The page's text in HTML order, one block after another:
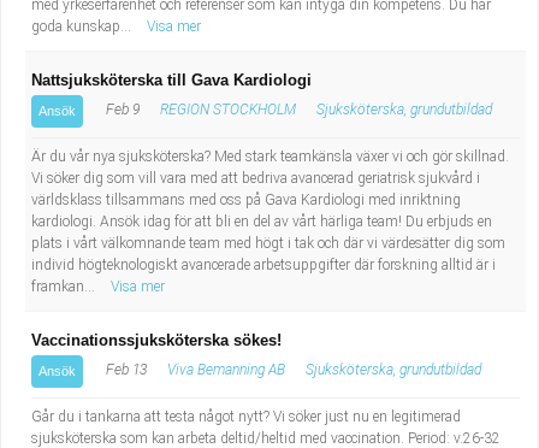
med yrkeserfarenhet och referenser som kan intyga din kompetens. Du har
goda kunskap...
Visa mer
Nattsjuksköterska till Gava Kardiologi
Ansök Feb 9 REGION STOCKHOLM Sjuksköterska, grundutbildad
Är du vår nya sjuksköterska? Med stark teamkänsla växer vi och gör skillnad.
Vi söker dig som vill vara med att bedriva avancerad geriatrisk sjukvård i
världsklass tillsammans med oss på Gava Kardiologi med inriktning
kardiologi. Ansök idag för att bli en del av vårt härliga team! Du erbjuds en
plats i vårt välkomnande team med högt i tak och där vi värdesätter dig som
individ högteknologiskt avancerade arbetsuppgifter där forskning alltid är i
framkan...
Visa mer
Vaccinationssjuksköterska sökes!
Ansök Feb 13 Viva Bemanning AB Sjuksköterska, grundutbildad
Går du i tankarna att testa något nytt? Vi söker just nu en legitimerad
sjuksköterska som kan arbeta deltid/heltid med vaccination. Period: v.26-32